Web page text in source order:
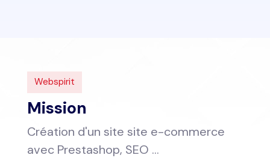
Webspirit
Mission
Création d'un site site e-commerce
avec Prestashop, SEO ...